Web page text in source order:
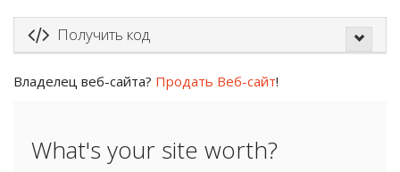
Получить код
Владелец веб-сайта? Продать Веб-сайт!
What's your site worth?